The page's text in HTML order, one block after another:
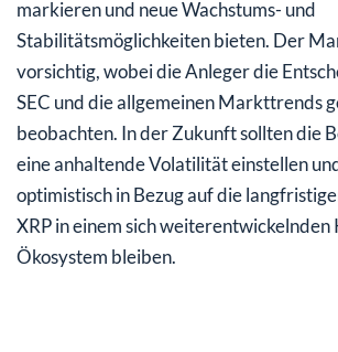
markieren und neue Wachstums- und
Stabilitätsmöglichkeiten bieten. Der
vorsichtig, wobei die Anleger die
SEC und die allgemeinen Markttrends
beobachten. In der Zukunft sollten die
eine anhaltende Volatilität einstellen
optimistisch in Bezug auf die
XRP in einem sich weiterentwickelnden
Ökosystem bleiben.